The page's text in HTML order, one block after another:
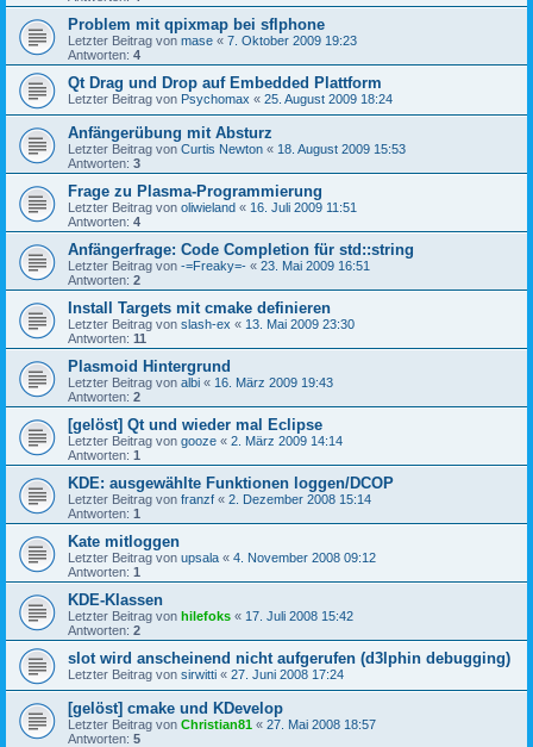
Problem mit qpixmap bei sflphone
Letzter Beitrag von mase « 7. Oktober 2009 19:23
Antworten: 4
Qt Drag und Drop auf Embedded Plattform
Letzter Beitrag von Psychomax « 25. August 2009 18:24
Anfängerübung mit Absturz
Letzter Beitrag von Curtis Newton « 18. August 2009 15:53
Antworten: 3
Frage zu Plasma-Programmierung
Letzter Beitrag von oliwieland « 16. Juli 2009 11:51
Antworten: 4
Anfängerfrage: Code Completion für std::string
Letzter Beitrag von -=Freaky=- « 23. Mai 2009 16:51
Antworten: 2
Install Targets mit cmake definieren
Letzter Beitrag von slash-ex « 13. Mai 2009 23:30
Antworten: 11
Plasmoid Hintergrund
Letzter Beitrag von albi « 16. März 2009 19:43
Antworten: 2
[gelöst] Qt und wieder mal Eclipse
Letzter Beitrag von gooze « 2. März 2009 14:14
Antworten: 1
KDE: ausgewählte Funktionen loggen/DCOP
Letzter Beitrag von franzf « 2. Dezember 2008 15:14
Antworten: 1
Kate mitloggen
Letzter Beitrag von upsala « 4. November 2008 09:12
Antworten: 1
KDE-Klassen
Letzter Beitrag von hilefoks « 17. Juli 2008 15:42
Antworten: 2
slot wird anscheinend nicht aufgerufen (d3lphin debugging)
Letzter Beitrag von sirwitti « 27. Juni 2008 17:24
[gelöst] cmake und KDevelop
Letzter Beitrag von Christian81 « 27. Mai 2008 18:57
Antworten: 5